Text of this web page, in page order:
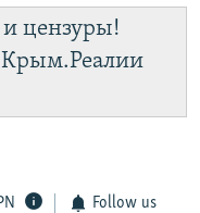
цензуры!
Крым.Реалии
Follow us